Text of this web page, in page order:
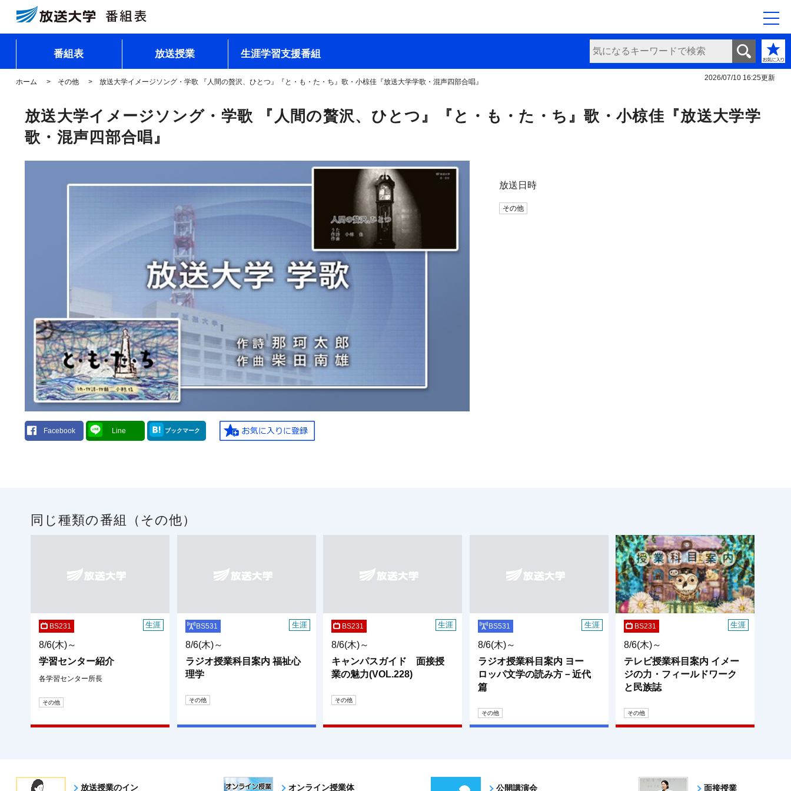
番組表 放送授業 生涯学習支援番組
2026/07/10 16:25更新
ホーム その他 放送大学イメージソング・学歌 『人間の贅沢、ひとつ』『と・も・た・ち』歌・小椋佳『放送大学学歌・混声四部合唱』
放送大学イメージソング・学歌 『人間の贅沢、ひとつ』『と・も・た・ち』歌・小椋佳『放送大学学
歌・混声四部合唱』
放送日時
その他
Facebook Line ブックマーク
同じ種類の番組（その他）
BS231 生涯
8/6(木)～
学習センター紹介
各学習センター所長
その他
BS531 生涯
8/6(木)～
ラジオ授業科目案内 福祉心
理学
その他
BS231 生涯
8/6(木)～
キャンパスガイド 面接授
業の魅力(VOL.228)
その他
BS531 生涯
8/6(木)～
ラジオ授業科目案内 ヨー
ロッパ文学の読み方－近代
篇
その他
BS231 生涯
8/6(木)～
テレビ授業科目案内 イメー
ジの力・フィールドワーク
と民族誌
その他
放送授業のイン オンライン授業体 公開講演会 面接授業